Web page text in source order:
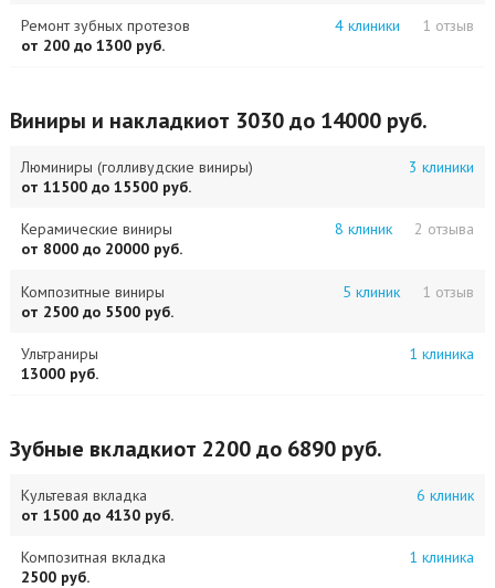
Ремонт зубных протезов 1 отзыв
4 клиники
от 200 до 1300 руб.
Виниры и накладкиот 3030 до 14000 руб.
Люминиры (голливудские виниры)
3 клиники
от 11500 до 15500 руб.
Керамические виниры 2 отзыва
8 клиник
от 8000 до 20000 руб.
Композитные виниры 1 отзыв
5 клиник
от 2500 до 5500 руб.
Ультраниры
1 клиника
13000 руб.
Зубные вкладкиот 2200 до 6890 руб.
Культевая вкладка
6 клиник
от 1500 до 4130 руб.
Композитная вкладка
1 клиника
2500 руб.